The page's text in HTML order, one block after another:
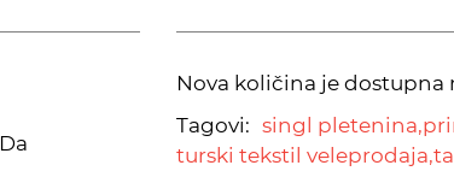
Da
Nova količina je dostupna
Tagovi: singl pletenina,
turski tekstil veleprodaja,